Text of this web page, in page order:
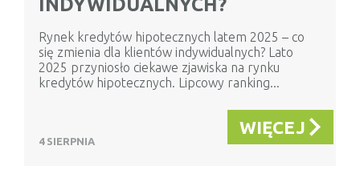
INDYWIDUALNYCH?
Rynek kredytów hipotecznych latem 2025 – co
się zmienia dla klientów indywidualnych? Lato
2025 przyniosło ciekawe zjawiska na rynku
kredytów hipotecznych. Lipcowy ranking...
4 SIERPNIA
WIĘCEJ